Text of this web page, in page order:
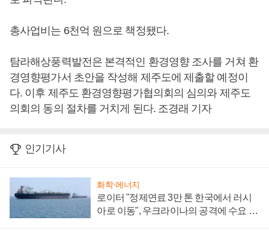
총사업비는 6천억 원으로 책정됐다.
탐라해상풍력발전은 본격적인 환경영향 조사를 거쳐 환
경영향평가서 초안을 작성해 제주도에 제출할 예정이
다. 이후 제주도 환경영향평가협의회의 심의와 제주도
의회의 동의 절차를 거치게 된다. 조경래 기자
인기기사
화학·에너지
로이터 "정제연료 3만 톤 한국에서 러시
아로 이동", 우크라이나의 공격에 수요 늘